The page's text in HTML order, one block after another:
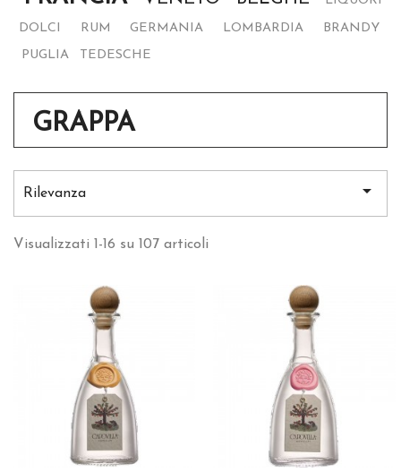
MIGNON
DOLCI RUM GERMANIA LOMBARDIA
BRANDY
PUGLIA
TEDESCHE
GRAPPA
Rilevanza 
Visualizzati 1-16 su 107 articoli